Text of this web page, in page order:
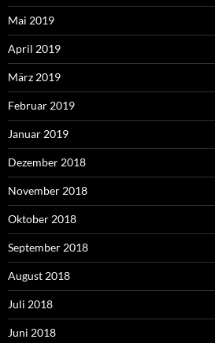
Mai 2019
April 2019
März 2019
Februar 2019
Januar 2019
Dezember 2018
November 2018
Oktober 2018
September 2018
August 2018
Juli 2018
Juni 2018